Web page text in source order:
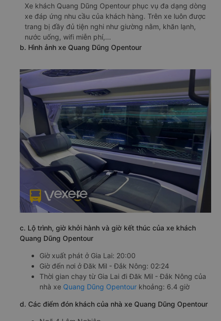
Xe khách Quang Dũng Opentour phục vụ đa dạng dòng
xe đáp ứng nhu cầu của khách hàng. Trên xe luôn được
trang bị đầy đủ tiện nghi như giường nằm, khăn lạnh,
nước uống, wifi miễn phí,...
b. Hình ảnh xe Quang Dũng Opentour
c. Lộ trình, giờ khởi hành và giờ kết thúc của xe khách
Quang Dũng Opentour
Giờ xuất phát ở Gia Lai: 20:00
Giờ đến nơi ở Đăk Mil - Đắk Nông: 02:24
Thời gian chạy từ Gia Lai đi Đăk Mil - Đắk Nông của
nhà xe Quang Dũng Opentour khoảng: 6.4 giờ
d. Các điểm đón khách của nhà xe Quang Dũng Opentour